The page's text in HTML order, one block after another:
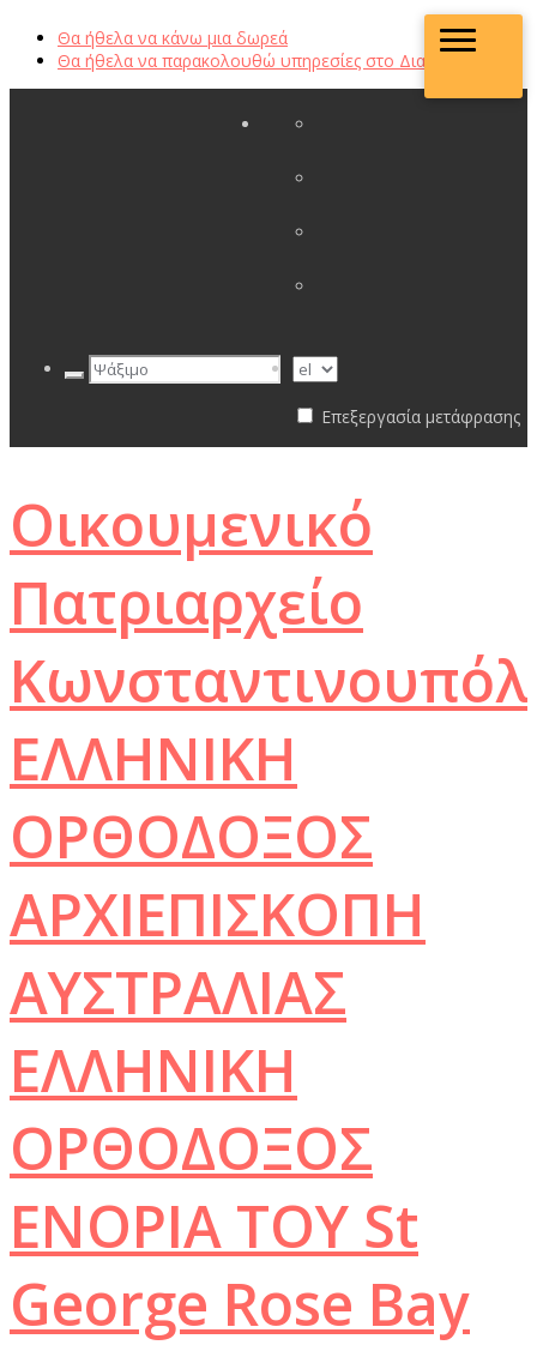
Θα ήθελα να κάνω μια δωρεά
Θα ήθελα να παρακολουθώ υπηρεσίες στο Διαδίκτυο
Επεξεργασία μετάφρασης
Οικουμενικό
Πατριαρχείο
ΕΛΛΗΝΙΚΗ
ΟΡΘΟΔΟΞΟΣ
ΑΡΧΙΕΠΙΣΚΟΠΗ
ΑΥΣΤΡΑΛΙΑΣ
ΕΛΛΗΝΙΚΗ
ΟΡΘΟΔΟΞΟΣ
ΕΝΟΡΙΑ ΤΟΥ St
George Rose Bay